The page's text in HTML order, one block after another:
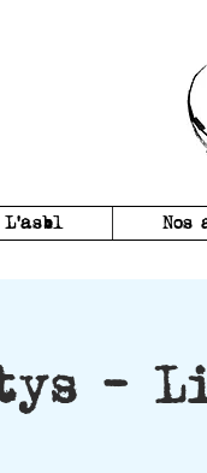
L'asbl
-